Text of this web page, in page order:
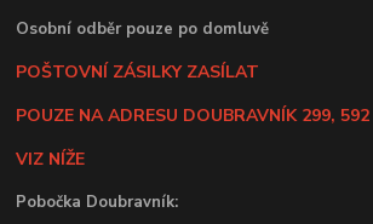
Osobní odběr pouze po domluvě
POŠTOVNÍ ZÁSILKY ZASÍLAT
POUZE NA ADRESU DOUBRAVNÍK 299,
VIZ NÍŽE
Pobočka Doubravník: